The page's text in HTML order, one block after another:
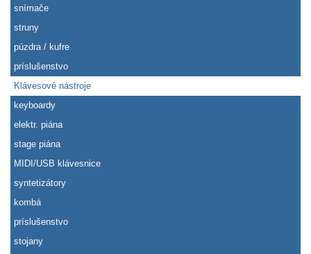
snímače
struny
púzdra / kufre
príslušenstvo
Klávesové nástroje
keyboardy
elektr. piána
stage piána
MIDI/USB klávesnice
syntetizátory
kombá
príslušenstvo
stojany